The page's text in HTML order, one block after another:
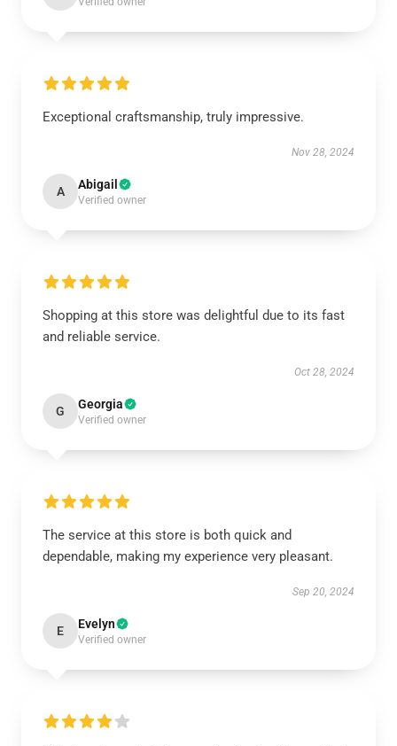
Exceptional craftsmanship, truly impressive.
Nov 28, 2024
A Abigail
Verified owner
Shopping at this store was delightful due to its fast
and reliable service.
Oct 28, 2024
G Georgia
Verified owner
The service at this store is both quick and
dependable, making my experience very pleasant.
Sep 20, 2024
E Evelyn
Verified owner